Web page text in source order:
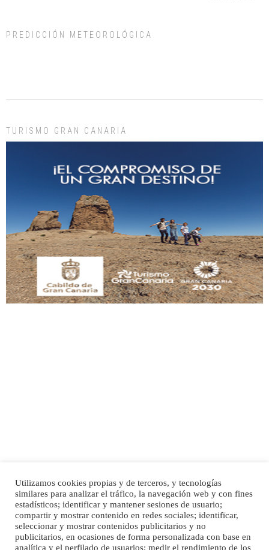
días, ella incluida...
Gato manso encontrado
Este gato macho ha aparecido en la calle hace menos de un mes, es muy
manso y extremadamente cari...
Leales.org » Gran Canaria | 9.7.2025
SHIBA PERDIDO AVDA JOSE MESA Y LOPEZ
PERRO MACHO RAZA SHIBA CON MICROCHIP PERDIDO HOY 06/07/2025 ZONA
MESA Y LOPEZ. ES MUY ASUSTADIZO
Leales.org » Gran Canaria | 6.7.2025
PREDICCIÓN METEOROLÓGICA
TURISMO GRAN CANARIA
Inicio Publicidad
Política de privacidad
Aviso Legal
Cláusula de Cookies
Enlaces de interés
Utilizamos cookies propias y de terceros, y tecnologías
similares para analizar el tráfico, la navegación web y con fines
estadísticos; identificar y mantener sesiones de usuario;
compartir y mostrar contenido en redes sociales; identificar,
seleccionar y mostrar contenidos publicitarios y no
publicitarios, en ocasiones de forma personalizada con base en
analítica y el perfilado de usuarios; medir el rendimiento de los